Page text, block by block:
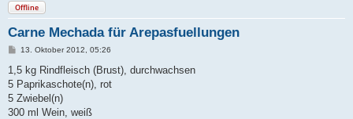
Offline
Carne Mechada für Arepasfuellungen
B
i
r
a
13. Oktober 2012, 05:26
1,5 kg Rindfleisch (Brust), durchwachsen
5 Paprikaschote(n), rot
5 Zwiebel(n)
300 ml Wein, weiß